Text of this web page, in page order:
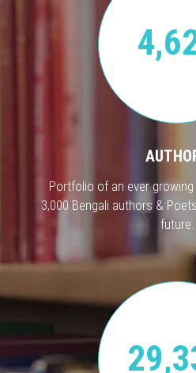
Portfolio of an ever
3,000 Bengali authors &
future.